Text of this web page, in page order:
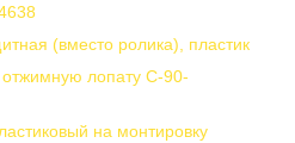
(вместо ролика), пластик
лопату C-90-
на монтировку